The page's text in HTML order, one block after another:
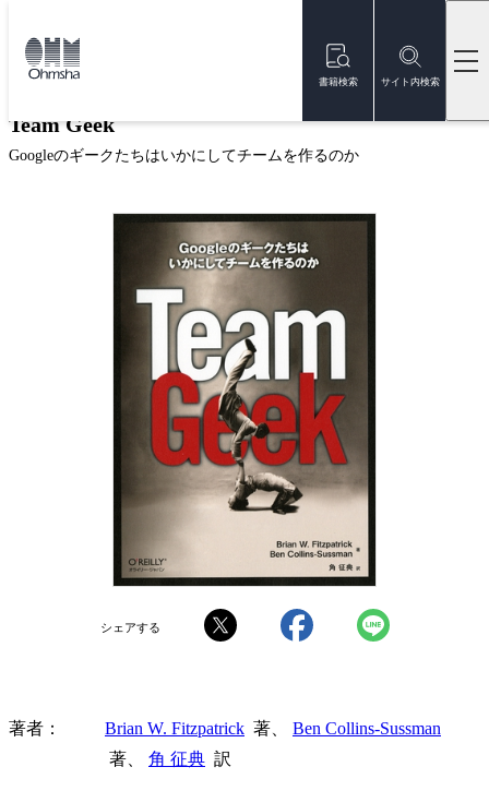
書籍検索 サイト内検索
トップ
Team Geek
Googleのギークたちはいかにしてチームを作るのか
シェアする
著者 Brian W. Fitzpatrick 著、 Ben Collins-Sussman
著、 角 征典 訳